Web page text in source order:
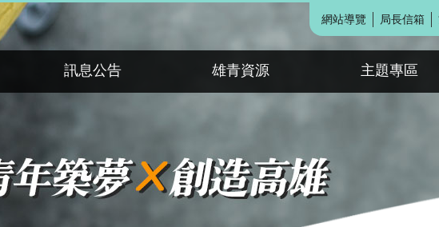
網站導覽 局長信箱
訊息公告 雄青資源 主題專區